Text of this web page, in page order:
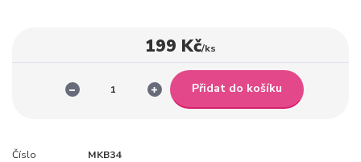
199 Kč/ks
Přidat do košíku
Číslo
MKB34